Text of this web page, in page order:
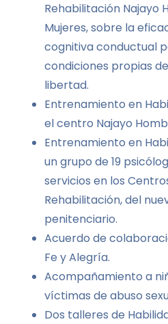
Rehabilitación Najayo
Mujeres, sobre la
cognitiva conductual
condiciones propias
libertad.
Entrenamiento en
el centro Najayo
Entrenamiento en
un grupo de 19
servicios en los
Rehabilitación, del
penitenciario.
Acuerdo de
Fe y Alegría.
Acompañamiento a
víctimas de abuso
Dos talleres de